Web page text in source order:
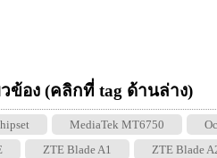
ข้อง (คลิกที่ tag ด้านล่าง)
MediaTek MT6750
ZTE Blade A1 ZTE Blade